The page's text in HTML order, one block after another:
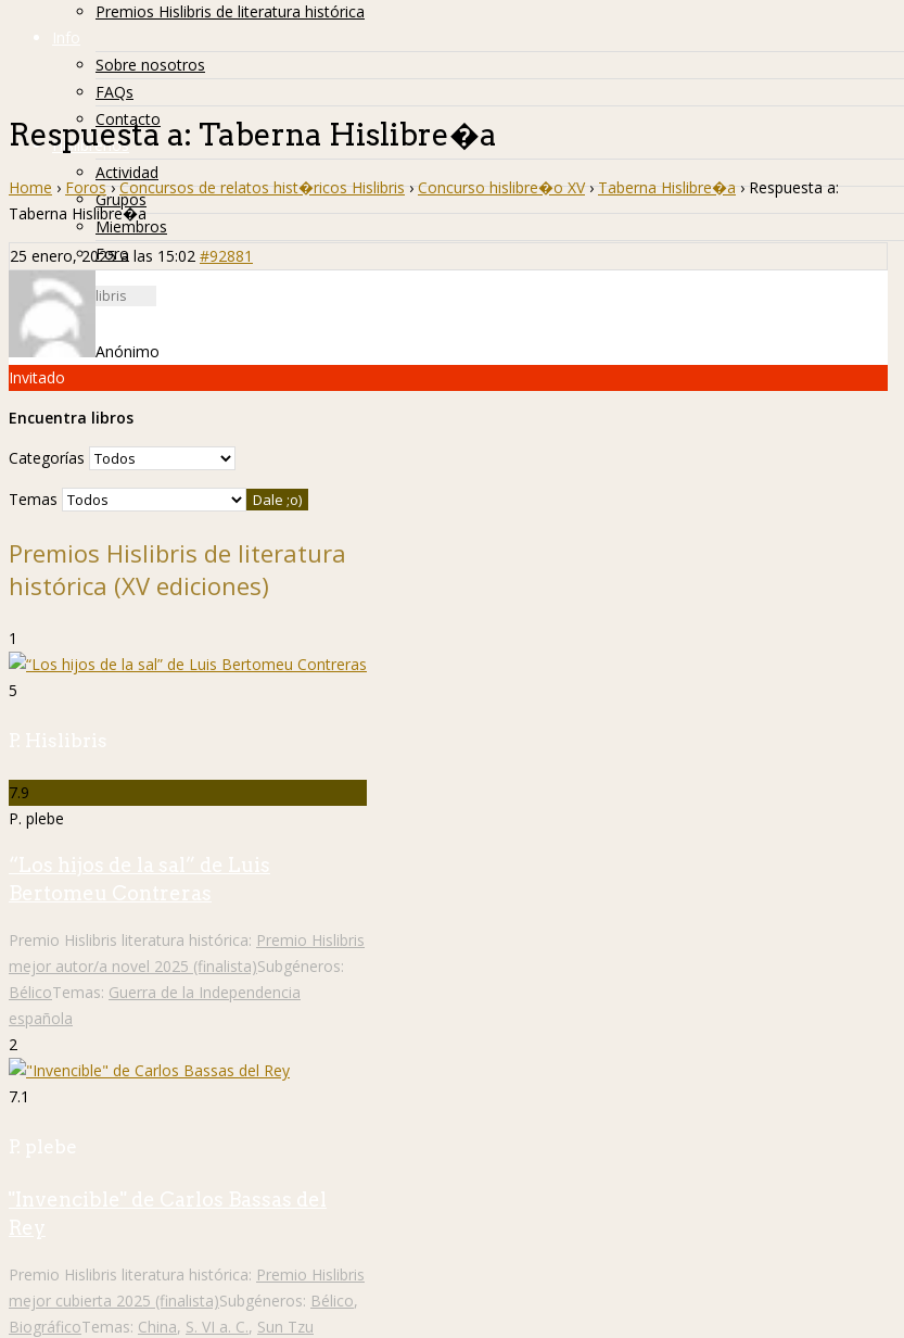
Premios Hislibris de literatura histórica
Info
Sobre nosotros
FAQs
Contacto
Hislibreños
Actividad
Grupos
Miembros
Foro
Respuesta a: Taberna Hislibre�a
Home › Foros › Concursos de relatos hist�ricos Hislibris › Concurso hislibre�o XV › Taberna Hislibre�a › Respuesta a:
Taberna Hislibre�a
25 enero, 2025 a las 15:02 #92881
Anónimo
Invitado
Encuentra libros
Categorías
Temas
Premios Hislibris de literatura
histórica (XV ediciones)
1
5
P. Hislibris
7.9
P. plebe
“Los hijos de la sal” de Luis
Bertomeu Contreras
Premio Hislibris literatura histórica: Premio Hislibris
mejor autor/a novel 2025 (finalista)Subgéneros:
BélicoTemas: Guerra de la Independencia
española
2
7.1
P. plebe
"Invencible" de Carlos Bassas del
Rey
Premio Hislibris literatura histórica: Premio Hislibris
mejor cubierta 2025 (finalista)Subgéneros: Bélico,
BiográficoTemas: China, S. VI a. C., Sun Tzu